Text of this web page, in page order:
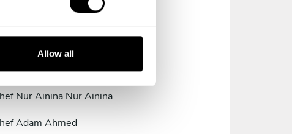
Allow all
Siak Siau Chueng Siak
Nur Ainina Nur Ainina
Adam Ahmed